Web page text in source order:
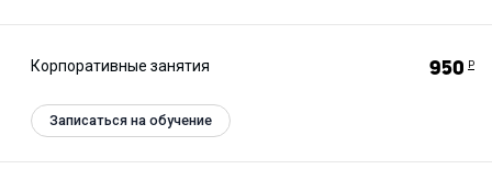
Корпоративные занятия 950 Р
Записаться на обучение